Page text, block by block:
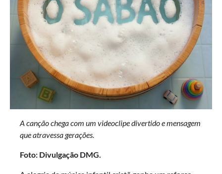
A canção chega com um videoclipe divertido e mensagem
que atravessa gerações.
Foto: Divulgação DMG.